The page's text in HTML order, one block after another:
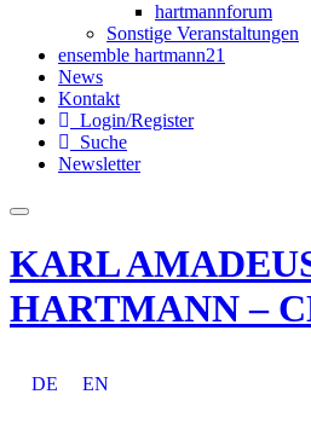
hartmannforum
Sonstige Veranstaltungen
ensemble hartmann21
News
Kontakt
Login/Register
Suche
Newsletter
KARL
HARTMANN –
DE EN